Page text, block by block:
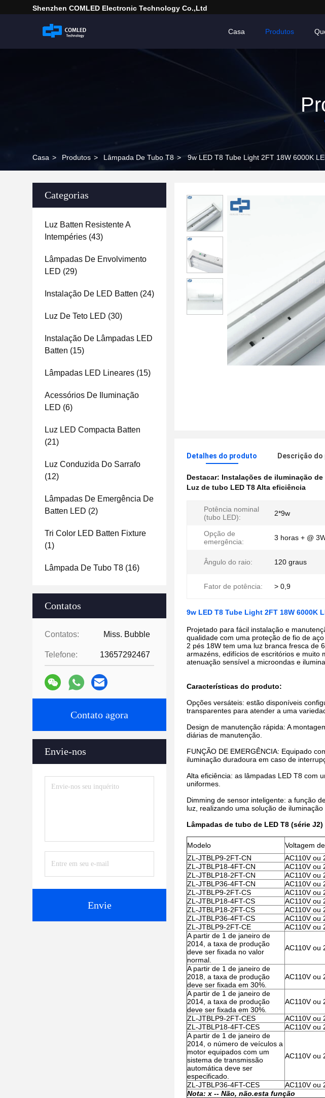
Shenzhen COMLED Electronic Technology Co.,ltd
Casa Produtos
Casa > Produtos > Lâmpada De Tubo T8 > 9w LED T8 Tube Light 2FT 18W 6000K
Categorias
Luz Batten Resistente A
Intempéries (43)
Lâmpadas De Envolvimento
LED (29)
Instalação De LED Batten (24)
Luz De Teto LED (30)
Instalação De Lâmpadas LED
Batten (15)
Lâmpadas LED Lineares (15)
Acessórios De Iluminação
LED (6)
Luz LED Compacta Batten
(21)
Luz Conduzida Do Sarrafo
(12)
Lâmpadas De Emergência De
Batten LED (2)
Tri Color LED Batten Fixture
(1)
Lâmpada De Tubo T8 (16)
Contatos
Contatos: Miss. Bubble
Telefone: 13657292467
Contato agora
Envie-nos
Envie
Detalhes do produto Descrição
Destacar: Instalações de iluminação
Luz de tubo LED T8 Alta eficiência
Potência nominal
(tubo LED):
2*9w
Opção de
emergência:
3 horas + @
Ângulo do raio: 120 graus
Fator de potência: > 0,9
9w LED T8 Tube Light 2FT 18W 6000K
Projetado para fácil instalação e
qualidade com uma proteção de fio de
2 pés 18W tem uma luz branca fresca de
armazéns, edifícios de escritórios e muito
atenuação sensível a microondas e
Características do produto:
Opções versáteis: estão disponíveis
transparentes para atender a uma
Design de manutenção rápida: A
diárias de manutenção.
FUNÇÃO DE EMERGÊNCIA: Equipado
iluminação duradoura em caso de
Alta eficiência: as lâmpadas LED T8 com
uniformes.
Dimming de sensor inteligente: a função
luz, realizando uma solução de iluminação
Lâmpadas de tubo de LED T8 (série
Modelo Voltagem
ZL-JTBLP9-2FT-CN
AC110V ou
ZL-JTBLP18-4FT-CN
AC110V ou
ZL-JTBLP18-2FT-CN
AC110V ou
ZL-JTBLP36-4FT-CN
AC110V ou
ZL-JTBLP9-2FT-CS
AC110V ou
ZL-JTBLP18-4FT-CS
AC110V ou
ZL-JTBLP18-2FT-CS
AC110V ou
ZL-JTBLP36-4FT-CS
AC110V ou
ZL-JTBLP9-2FT-CE
AC110V ou
A partir de 1 de janeiro de
2014, a taxa de produção
deve ser fixada no valor
normal.
AC110V ou
A partir de 1 de janeiro de
2018, a taxa de produção
deve ser fixada em 30%.
AC110V ou
A partir de 1 de janeiro de
2014, a taxa de produção
deve ser fixada em 30%.
AC110V ou
ZL-JTBLP9-2FT-CES AC110V ou
ZL-JTBLP18-4FT-CES
AC110V ou
A partir de 1 de janeiro de
2014, o número de veículos a
motor equipados com um
sistema de transmissão
automática deve ser
especificado.
AC110V ou
ZL-JTBLP36-4FT-CES AC110V ou
Nota: x -- Não, não.esta função